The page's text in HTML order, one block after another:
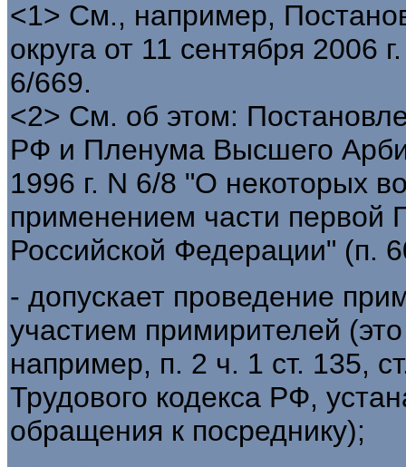
<1> См., например,
округа от 11 сентября 2006
6/669.
<2> См. об этом:
РФ и Пленума Высшего
1996 г. N 6/8 "О некоторых
применением части первой
Российской Федерации" (п.
- допускает проведение
участием примирителей
например, п. 2 ч. 1 ст. 135,
Трудового кодекса РФ,
обращения к посреднику);